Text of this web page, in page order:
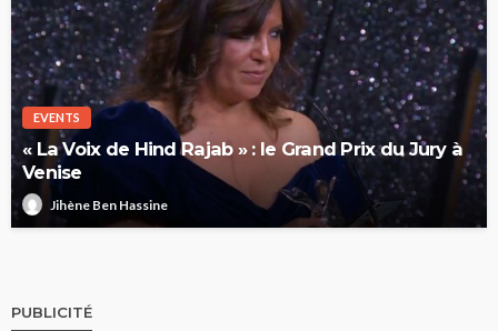
EVENTS
« La Voix de Hind Rajab » : le Grand Prix du Jury à
Venise
Jihène Ben Hassine
PUBLICITÉ